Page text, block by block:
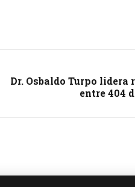
Dr. Osbaldo Turpo
entre 404